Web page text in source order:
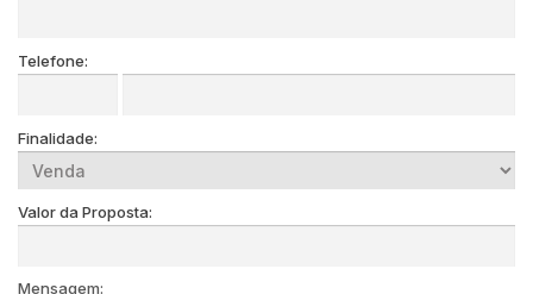
Telefone:
Finalidade:
Valor da Proposta:
Mensagem: